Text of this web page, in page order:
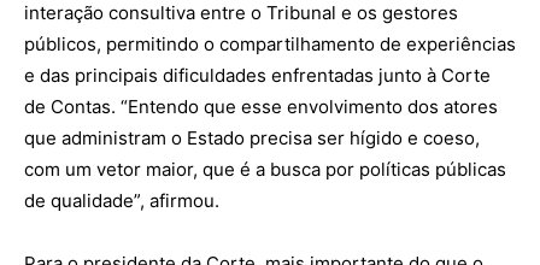
interação consultiva entre o Tribunal e os gestores
públicos, permitindo o compartilhamento de experiências
e das principais dificuldades enfrentadas junto à Corte
de Contas. “Entendo que esse envolvimento dos atores
que administram o Estado precisa ser hígido e coeso,
com um vetor maior, que é a busca por políticas públicas
de qualidade”, afirmou.